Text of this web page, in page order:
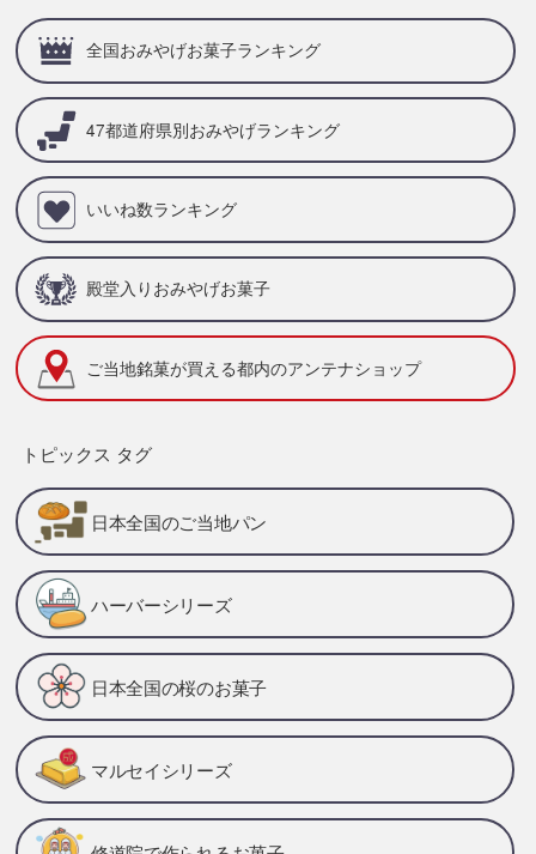
全国おみやげお菓子ランキング
47都道府県別おみやげランキング
いいね数ランキング
殿堂入りおみやげお菓子
ご当地銘菓が買える都内のアンテナショップ
トピックス タグ
日本全国のご当地パン
ハーバーシリーズ
日本全国の桜のお菓子
マルセイシリーズ